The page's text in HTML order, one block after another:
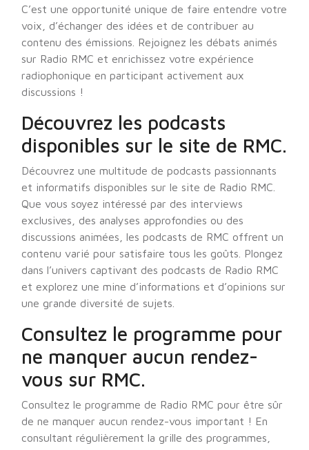
C’est une opportunité unique de faire entendre votre
voix, d’échanger des idées et de contribuer au
contenu des émissions. Rejoignez les débats animés
sur Radio RMC et enrichissez votre expérience
radiophonique en participant activement aux
discussions !
Découvrez les podcasts
disponibles sur le site de RMC.
Découvrez une multitude de podcasts passionnants
et informatifs disponibles sur le site de Radio RMC.
Que vous soyez intéressé par des interviews
exclusives, des analyses approfondies ou des
discussions animées, les podcasts de RMC offrent un
contenu varié pour satisfaire tous les goûts. Plongez
dans l’univers captivant des podcasts de Radio RMC
et explorez une mine d’informations et d’opinions sur
une grande diversité de sujets.
Consultez le programme pour
ne manquer aucun rendez-
vous sur RMC.
Consultez le programme de Radio RMC pour être sûr
de ne manquer aucun rendez-vous important ! En
consultant régulièrement la grille des programmes,